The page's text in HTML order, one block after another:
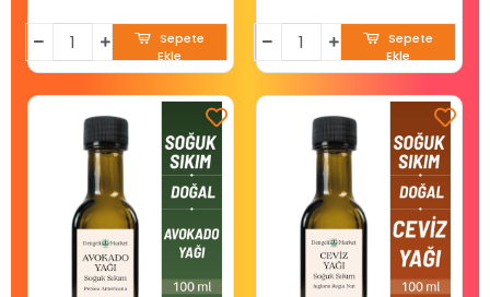
Sepete
Ekle
Sepete
Ekle